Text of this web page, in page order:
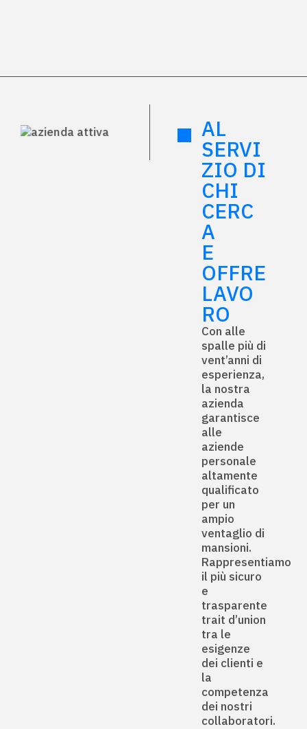
AL
SERVI
ZIO DI
CHI
CERC
A
E
OFFRE
LAVO
RO
Con alle
spalle più di
vent’anni di
esperienza,
la nostra
azienda
garantisce
alle
aziende
personale
altamente
qualificato
per un
ampio
ventaglio di
mansioni.
Rappresentiamo
il più sicuro
e
trasparente
trait d’union
tra le
esigenze
dei clienti e
la
competenza
dei nostri
collaboratori.